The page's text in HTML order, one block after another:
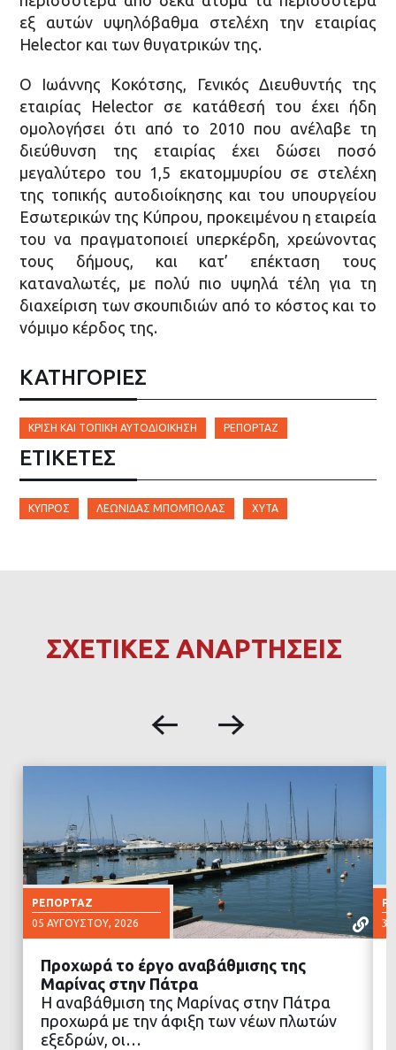
εξ αυτών υψηλόβαθμα στελέχη την εταιρίας
Helector και των θυγατρικών της.
Ο Ιωάννης Κοκότσης, Γενικός Διευθυντής της
εταιρίας Helector σε κατάθεσή του έχει ήδη
ομολογήσει ότι από το 2010 που ανέλαβε τη
διεύθυνση της εταιρίας έχει δώσει ποσό
μεγαλύτερο του 1,5 εκατομμυρίου σε στελέχη
της τοπικής αυτοδιοίκησης και του υπουργείου
Εσωτερικών της Κύπρου, προκειμένου η εταιρεία
του να πραγματοποιεί υπερκέρδη, χρεώνοντας
τους δήμους, και κατ’ επέκταση τους
καταναλωτές, με πολύ πιο υψηλά τέλη για τη
διαχείριση των σκουπιδιών από το κόστος και το
νόμιμο κέρδος της.
ΚΑΤΗΓΟΡΙΕΣ
ΚΡΊΣΗ ΚΑΙ ΤΟΠΙΚΉ ΑΥΤΟΔΙΟΊΚΗΣΗ ΡΕΠΟΡΤΆΖ
ΕΤΙΚΈΤΕΣ
ΚΎΠΡΟΣ ΛΕΩΝΊΔΑΣ ΜΠΌΜΠΟΛΑΣ ΧΥΤΑ
ΣΧΕΤΙΚΕΣ ΑΝΑΡΤΗΣΕΙΣ
ΡΕΠΟΡΤΆΖ
05 ΑΥΓΟΎΣΤΟΥ, 2026
ΔΙΑΒΑΣΤΕ ΠΕΡΙΣΣΟΤΕΡΑ
Προχωρά το έργο αναβάθμισης της
Μαρίνας στην Πάτρα
Η αναβάθμιση της Μαρίνας στην Πάτρα
προχωρά με την άφιξη των νέων πλωτών
εξεδρών, οι…
30